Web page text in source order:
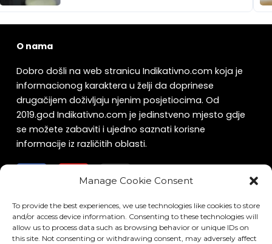
Manage Cookie Consent
To provide the best experiences, we use technologies like cookies to store
and/or access device information. Consenting to these technologies will
allow us to process data such as browsing behavior or unique IDs on
this site. Not consenting or withdrawing consent, may adversely affect
O nama
Dobro došli na web stranicu Indikativno.com koja je
informacionog karaktera u želji da doprinese
drugačijem doživljaju njenim posjetiocima. Od
2019.god Indikativno.com je jedinstveno mjesto gdje
se možete zabaviti i ujedno saznati korisne
informacije iz različitih oblasti.
F
e
b
o
Y
o
t
u
b
I
n
t
a
g
Kontaktirajte nas
Za sve informacije kako se oglašavati na našem